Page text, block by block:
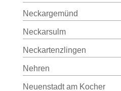
Neckargemünd
Neckarsulm
Neckartenzlingen
Nehren
Neuenstadt am Kocher